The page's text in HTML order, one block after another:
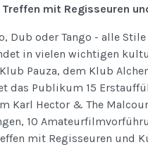
mit Regisseuren
Dub oder Tango - alle
in vielen wichtigen
Pauza, dem Klub
das Publikum 15
Karl Hector & The
10
mit Regisseuren und